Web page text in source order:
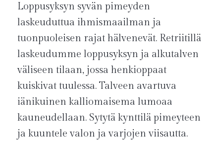
Loppusyksyn syvän pimeyden
laskeuduttua ihmismaailman ja
tuonpuoleisen rajat hälvenevät. Retriitillä
laskeudumme loppusyksyn ja alkutalven
väliseen tilaan, jossa henkioppaat
kuiskivat tuulessa. Talveen avartuva
iänikuinen kalliomaisema lumoaa
kauneudellaan. Sytytä kynttilä pimeyteen
ja kuuntele valon ja varjojen viisautta.